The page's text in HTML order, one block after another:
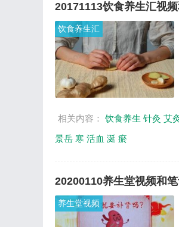
20171113饮食养生汇视
饮食养生汇
相关内容： 饮食养生 针灸 艾
景岳 寒 活血 涎 瘀
20200110养生堂视频和
养生堂视频